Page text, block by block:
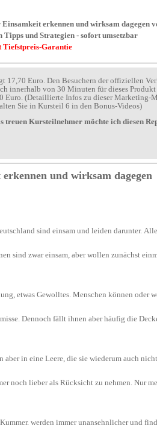
Wie Sie rechtzeitig Signale der Einsamkeit erkennen und
mit sehr, sehr vielen hilfreichen Tipps und Strategien - sofort umsetzbar
Tiefstpreis-Garantie
technischen Umsetzung erhalten Sie in Kursteil 6 in den Bonus-Videos)